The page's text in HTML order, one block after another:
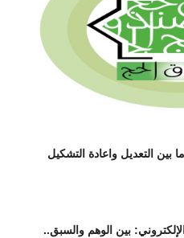
التعديل واعادة التشكيل
بين الوهم والسبق..